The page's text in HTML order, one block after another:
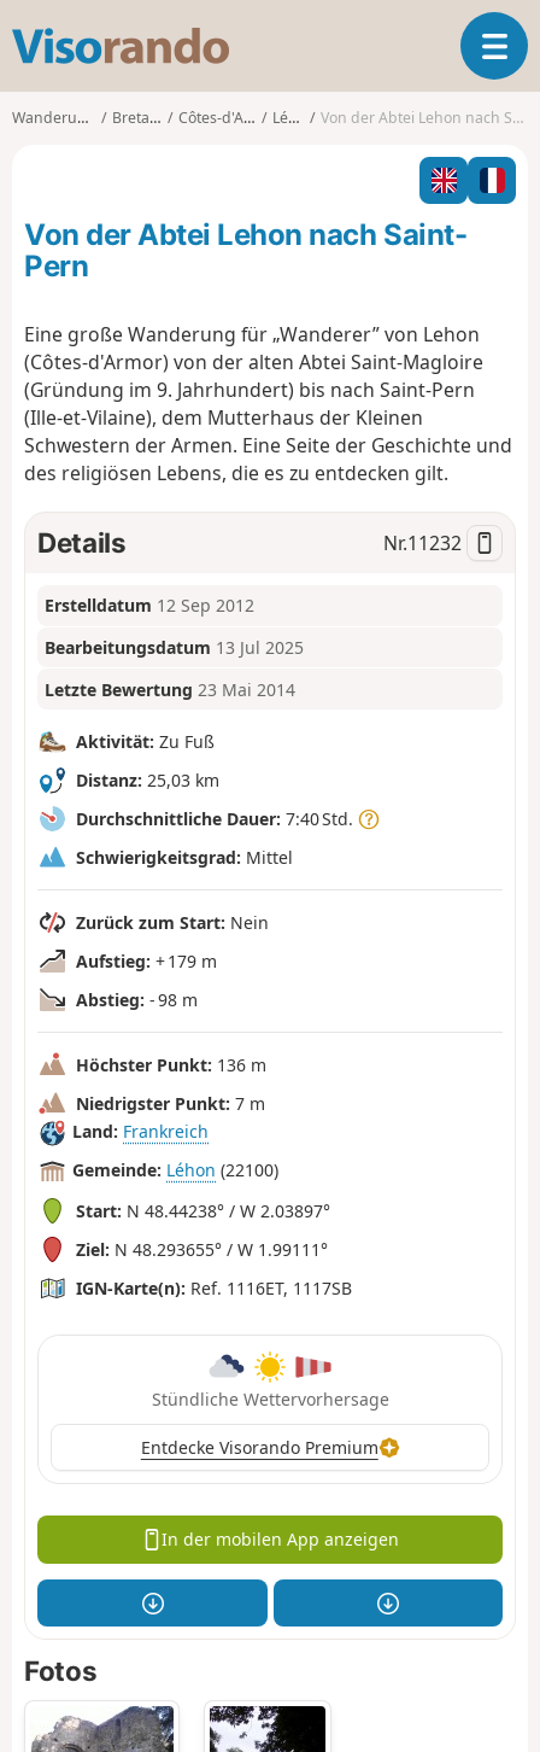
s
o
o
T
o
l
n
n
Wanderungen Bretagne Côtes-d'Armor Léhon Von der Abtei Lehon nach Saint-Pern
Von der Abtei Lehon nach Saint-
Pern
Eine große Wanderung für „Wanderer” von Lehon
(Côtes-d'Armor) von der alten Abtei Saint-Magloire
(Gründung im 9. Jahrhundert) bis nach Saint-Pern
(Ille-et-Vilaine), dem Mutterhaus der Kleinen
Schwestern der Armen. Eine Seite der Geschichte und
des religiösen Lebens, die es zu entdecken gilt.
Details Nr.11232
Erstelldatum 12 Sep 2012
Bearbeitungsdatum 13 Jul 2025
Letzte Bewertung 23 Mai 2014
Aktivität: Zu Fuß
Distanz: 25,03 km
Durchschnittliche Dauer: 7:40 Std.
Schwierigkeitsgrad: Mittel
Zurück zum Start: Nein
Aufstieg: + 179 m
Abstieg: - 98 m
Höchster Punkt: 136 m
Niedrigster Punkt: 7 m
Land: Frankreich
Gemeinde: Léhon (22100)
Start: N 48.44238° / W 2.03897°
Ziel: N 48.293655° / W 1.99111°
IGN-Karte(n): Ref. 1116ET, 1117SB
Stündliche Wettervorhersage
Entdecke Visorando Premium
In der mobilen App anzeigen
Fotos